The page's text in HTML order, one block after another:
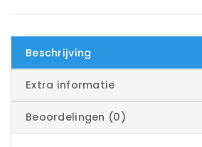
Beschrijving
Extra informatie
Beoordelingen (0)